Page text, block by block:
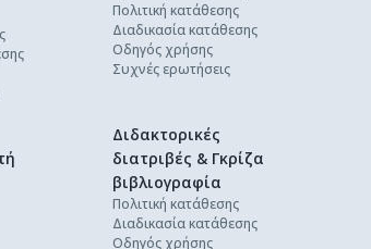
Πολιτική κατάθεσης
Διαδικασία κατάθεσης
Οδηγός χρήσης
Συχνές ερωτήσεις
Διδακτορικές
διατριβές & Γκρίζα
βιβλιογραφία
Πολιτική κατάθεσης
Διαδικασία κατάθεσης
Οδηγός χρήσης